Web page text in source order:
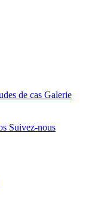
de cas Galerie
Suivez-nous